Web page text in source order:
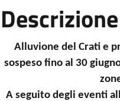
Descrizione
Alluvione del Crati e
sospeso fino al 30
A seguito degli eventi